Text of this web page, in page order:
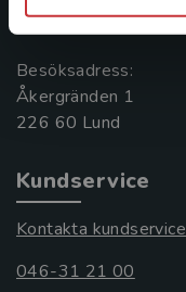
221 00 Lund
Besöksadress:
Åkergränden 1
Kundservice
Kontakta kundservice
046-31 21 00